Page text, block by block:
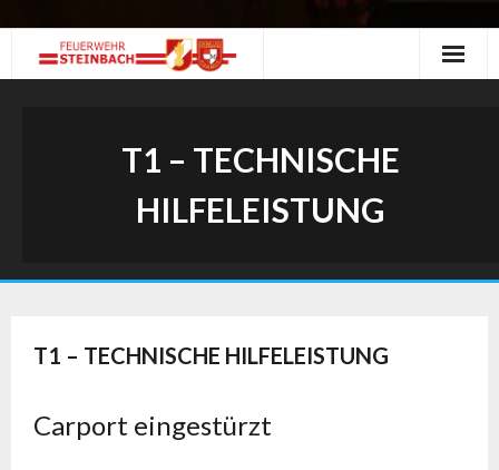
T1 – TECHNISCHE
HILFELEISTUNG
T1 – TECHNISCHE HILFELEISTUNG
Carport eingestürzt